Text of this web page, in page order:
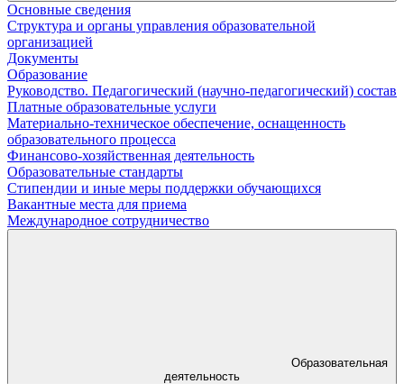
Основные сведения
Структура и органы управления образовательной
организацией
Документы
Образование
Руководство. Педагогический (научно-педагогический) состав
Платные образовательные услуги
Материально-техническое обеспечение, оснащенность
образовательного процесса
Финансово-хозяйственная деятельность
Образовательные стандарты
Стипендии и иные меры поддержки обучающихся
Вакантные места для приема
Международное сотрудничество
Образовательная
деятельность